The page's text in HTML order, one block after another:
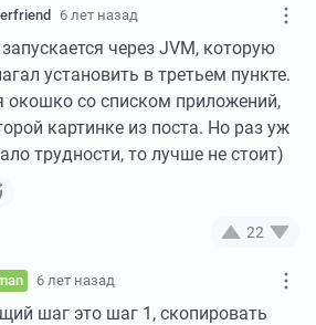
6 лет назад
через JVM, которую
установить в третьем пункте.
окошко со списком приложений,
картинке из поста. Но раз уж
трудности, то лучше не стоит)
22
6 лет назад
шаг это шаг 1, скопировать